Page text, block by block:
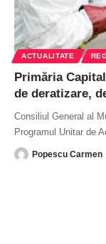
ACTUALITATE
Primăria
de deratizare,
Consiliul General al
Programul Unitar de
Popescu Carmen